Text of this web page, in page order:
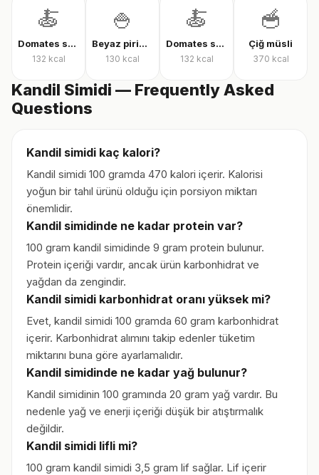
🍝
Domates soslu farfalle makarna
132 kcal
🍚
Beyaz pirinç, pişmiş
130 kcal
🍝
Domates soslu rigatoni
132 kcal
🥣
Çiğ müsli
370 kcal
Kandil Simidi — Frequently Asked
Questions
Kandil simidi kaç kalori?
Kandil simidi 100 gramda 470 kalori içerir. Kalorisi
yoğun bir tahıl ürünü olduğu için porsiyon miktarı
önemlidir.
Kandil simidinde ne kadar protein var?
100 gram kandil simidinde 9 gram protein bulunur.
Protein içeriği vardır, ancak ürün karbonhidrat ve
yağdan da zengindir.
Kandil simidi karbonhidrat oranı yüksek mi?
Evet, kandil simidi 100 gramda 60 gram karbonhidrat
içerir. Karbonhidrat alımını takip edenler tüketim
miktarını buna göre ayarlamalıdır.
Kandil simidinde ne kadar yağ bulunur?
Kandil simidinin 100 gramında 20 gram yağ vardır. Bu
nedenle yağ ve enerji içeriği düşük bir atıştırmalık
değildir.
Kandil simidi lifli mi?
100 gram kandil simidi 3,5 gram lif sağlar. Lif içerir